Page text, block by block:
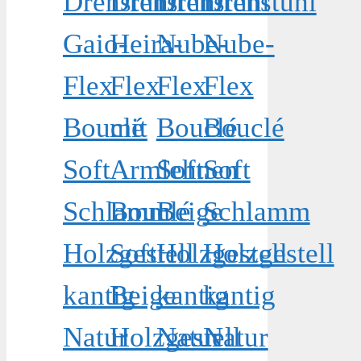
Gaio-
Flex
Bouclé
Soft
Schlamm
Holzgestell
kantig
Natur
Heira-
Flex
mit
Armlehnen
Bouclé
Soft
Beige
Holzgestell
Nube-
Flex
Bouclé
Soft
Beige
Holzgestell
kantig
Natur
Nube-
Flex
Bouclé
Soft
Schlamm
Holzgestell
kantig
Natur